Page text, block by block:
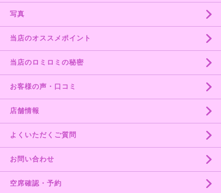
写真
当店のオススメポイント
当店のロミロミの秘密
お客様の声・口コミ
店舗情報
よくいただくご質問
お問い合わせ
空席確認・予約